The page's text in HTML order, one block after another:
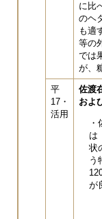
に比
のヘ
も適
等の
では
が、
平
17・
活用
佐渡
およ
は
状
う
が